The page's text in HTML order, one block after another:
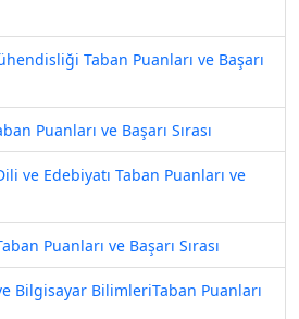
Taban Puanları ve Başarı
Puanları ve Başarı Sırası
ve Edebiyatı Taban Puanları ve
Puanları ve Başarı Sırası
Bilgisayar BilimleriTaban Puanları